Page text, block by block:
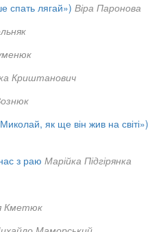
спать лягай») Віра Паронова
Криштанович
як ще він жив на світі»)
з раю Марійка Підгірянка
Кметюк